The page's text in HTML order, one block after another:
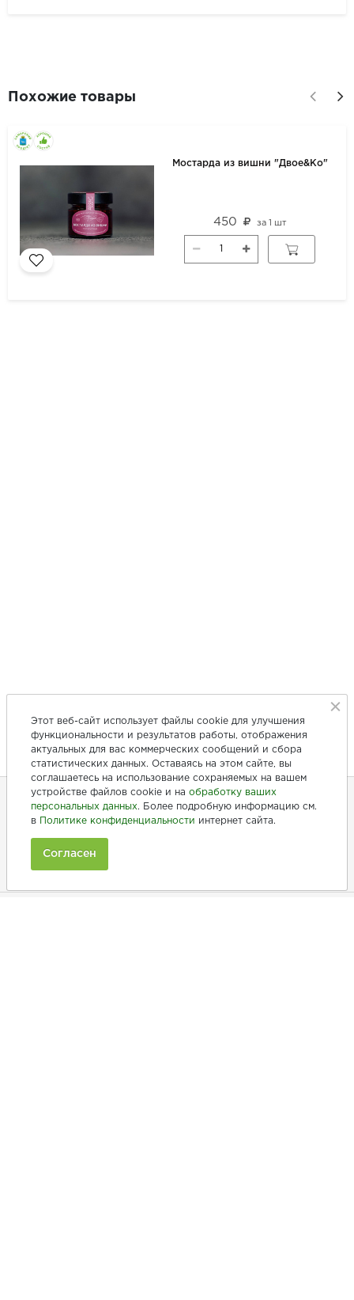
Похожие товары
Мостарда из вишни "Двое&Ко"
450 за 1 шт
+7 (846) 275-20-10
Этот веб-сайт использует файлы cookie для улучшения
функциональности и результатов работы, отображения
актуальных для вас коммерческих сообщений и сбора
статистических данных. Оставаясь на этом сайте, вы
соглашаетесь на использование сохраняемых на вашем
устройстве файлов cookie и на обработку ваших
персональных данных. Более подробную информацию см.
в
Политике конфиденциальности интернет сайта.
Согласен